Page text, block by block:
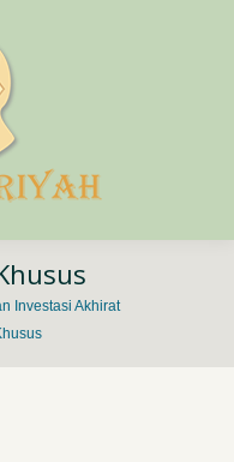
Investasi Akhirat